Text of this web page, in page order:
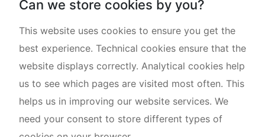
Can we store cookies by you?
This website uses cookies to ensure you get the
best experience. Technical cookies ensure that the
website displays correctly. Analytical cookies help
us to see which pages are visited most often. This
helps us in improving our website services. We
need your consent to store different types of